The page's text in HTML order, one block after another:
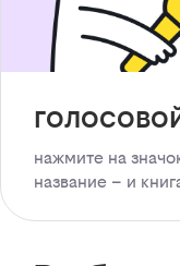
нажмите на
название – и